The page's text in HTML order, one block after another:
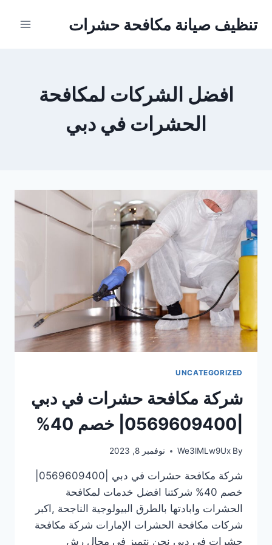
تنظيف صيانة مكافحة حشرات
افضل الشركات لمكافحة
الحشرات في دبي
UNCATEGORIZED
شركة مكافحة حشرات في دبي
By
We3lMLw9Ux نوفمبر 8, 2023
خصم 40% شركتنا افضل خدمات لمكافحة
الحشرات وابادتها بالطرق البيولوجية الناجحة ,اكبر
شركات مكافحة الحشرات الإمارات شركة مكافحة
حشرات في دبي نحن نتميز فى مجال رش